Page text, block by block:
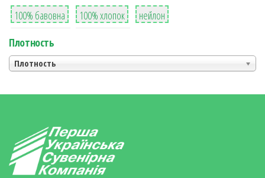
8
100% бавовна
36
100% хлопок
2
нейлон
Плотность
Плотность